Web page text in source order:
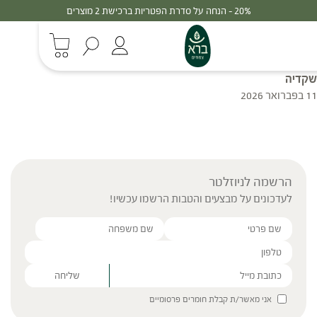
20% - הנחה על סדרת הפטריות ברכישת 2 מוצרים
שקדיה
11 בפברואר 2026
הרשמה לניוזלטר
לעדכונים על מבצעים והטבות הרשמו עכשיו!
Please leave this field empty.
אני מאשר/ת קבלת חומרים פרסומיים